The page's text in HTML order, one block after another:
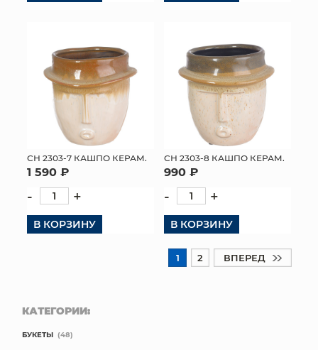
СН 2303-7 КАШПО КЕРАМ.
1 590 ₽
- +
В КОРЗИНУ
СН 2303-8 КАШПО КЕРАМ.
990 ₽
- +
В КОРЗИНУ
1 2 ВПЕРЕД
КАТЕГОРИИ:
БУКЕТЫ (48)